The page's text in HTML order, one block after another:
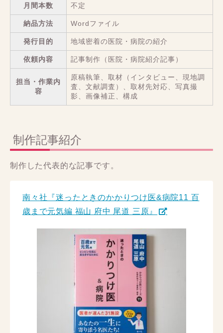
月間本数 不定
納品方法 Wordファイル
発行目的 地域密着の医院・病院の紹介
依頼内容 記事制作（医院・病院紹介記事）
担当・作業内
容
原稿執筆、取材（インタビュー、現地調
査、文献調査）、取材先対応、写真撮
影、画像補正、構成
制作記事紹介
制作した代表的な記事です。
南々社『迷ったときのかかりつけ医&病院11 百
歳まで元気編 福山 府中 尾道 三原』